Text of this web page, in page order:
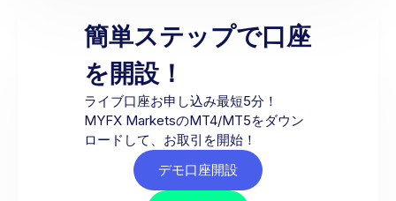
簡単ステップで口座
を開設！
ライブ口座お申し込み最短5分！
MYFX MarketsのMT4/MT5をダウン
ロードして、お取引を開始！
デモ口座開設